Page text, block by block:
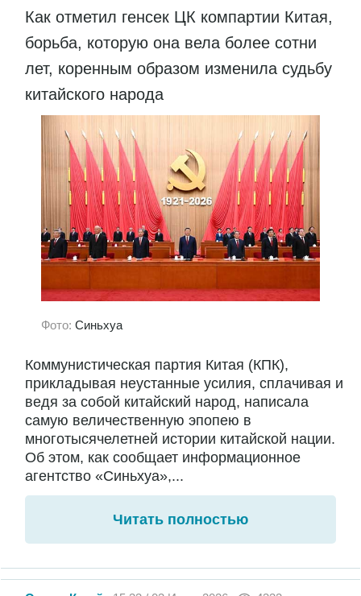
Как отметил генсек ЦК компартии Китая,
борьба, которую она вела более сотни
лет, коренным образом изменила судьбу
китайского народа
Фото: Синьхуа
Коммунистическая партия Китая (КПК),
прикладывая неустанные усилия, сплачивая и
ведя за собой китайский народ, написала
самую величественную эпопею в
многотысячелетней истории китайской нации.
Об этом, как сообщает информационное
агентство «Синьхуа»,...
Читать полностью